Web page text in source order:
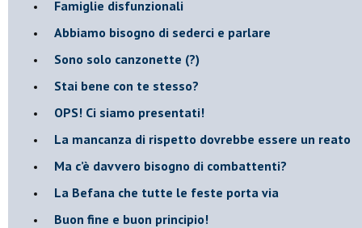
​Famiglie disfunzionali
​Abbiamo bisogno di sederci e parlare
Sono solo canzonette (?)
​Stai bene con te stesso?
​OPS! Ci siamo presentati!
​La mancanza di rispetto dovrebbe essere un reato
​Ma c’è davvero bisogno di combattenti?
​La Befana che tutte le feste porta via
Buon fine e buon principio!